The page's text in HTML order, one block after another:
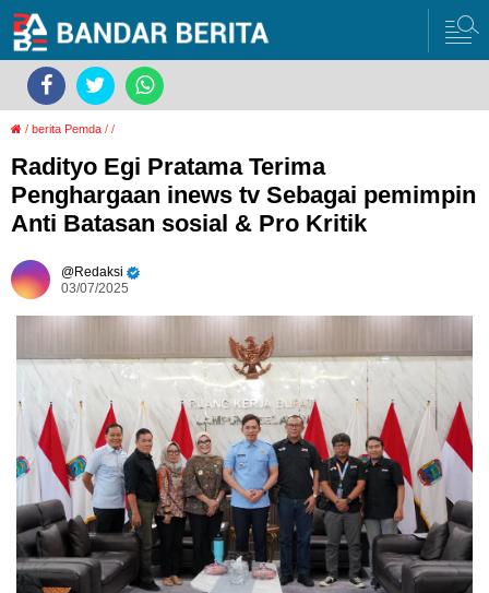
/ berita Pemda / /
Radityo Egi Pratama Terima
Penghargaan inews tv Sebagai pemimpin
Anti Batasan sosial & Pro Kritik
Redaksi
03/07/2025